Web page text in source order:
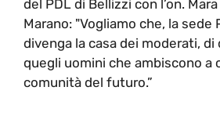
del PDL di Bellizzi con l’on.
Marano: "Vogliamo che, la sede
divenga la casa dei moderati, di
quegli uomini che ambiscono a
comunità del futuro.”